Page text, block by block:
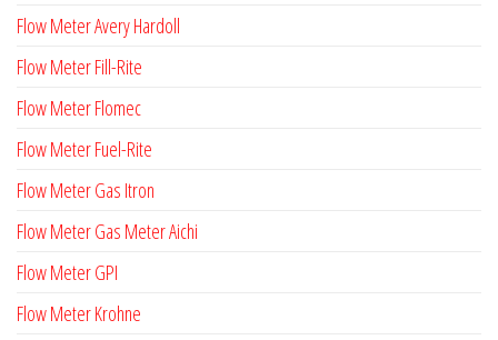
Flow Meter Avery Hardoll
Flow Meter Fill-Rite
Flow Meter Flomec
Flow Meter Fuel-Rite
Flow Meter Gas Itron
Flow Meter Gas Meter Aichi
Flow Meter GPI
Flow Meter Krohne